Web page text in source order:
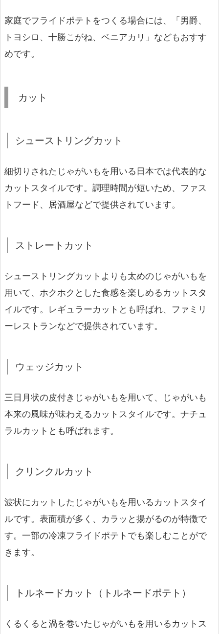
家庭でフライドポテトをつくる場合には、「男爵、
トヨシロ、十勝こがね、ベニアカリ」などもおすす
めです。
カット
シューストリングカット
細切りされたじゃがいもを用いる日本では代表的な
カットスタイルです。調理時間が短いため、ファス
トフード、居酒屋などで提供されています。
ストレートカット
シューストリングカットよりも太めのじゃがいもを
用いて、ホクホクとした食感を楽しめるカットスタ
イルです。レギュラーカットとも呼ばれ、ファミリ
ーレストランなどで提供されています。
ウェッジカット
三日月状の皮付きじゃがいもを用いて、じゃがいも
本来の風味が味わえるカットスタイルです。ナチュ
ラルカットとも呼ばれます。
クリンクルカット
波状にカットしたじゃがいもを用いるカットスタイ
ルです。表面積が多く、カラッと揚がるのが特徴で
す。一部の冷凍フライドポテトでも楽しむことがで
きます。
トルネードカット（トルネードポテト）
くるくると渦を巻いたじゃがいもを用いるカットス